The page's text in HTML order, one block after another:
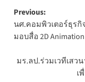
Post
navigation
Previous:
นศ.คอมพิวเตอร์ธุร
มอบสื่อ 2D
มร.ลป.ร่วมเวทีเสว
เ